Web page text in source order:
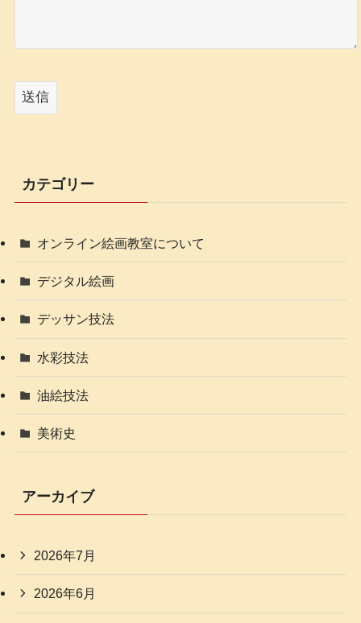
カテゴリー
オンライン絵画教室について
デジタル絵画
デッサン技法
水彩技法
油絵技法
美術史
アーカイブ
2026年7月
2026年6月